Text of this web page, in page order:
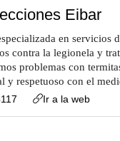
Eibar
en servicios
contra la legionela y
problemas con
y respetuoso con el
Ir a la web